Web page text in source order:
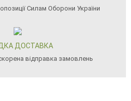
Силам Оборони України
ДОСТАВКА
відправка замовлень